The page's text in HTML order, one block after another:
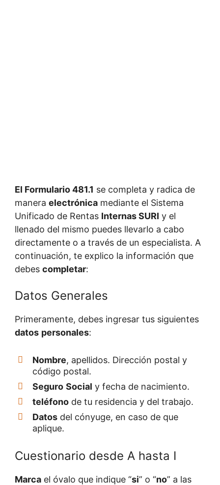
El Formulario 481.1 se completa y radica de
manera electrónica mediante el Sistema
Unificado de Rentas Internas SURI y el
llenado del mismo puedes llevarlo a cabo
directamente o a través de un especialista. A
continuación, te explico la información que
debes completar:
Datos Generales
Primeramente, debes ingresar tus siguientes
datos personales:
Nombre, apellidos. Dirección postal y
código postal.
Seguro Social y fecha de nacimiento.
teléfono de tu residencia y del trabajo.
Datos del cónyuge, en caso de que
aplique.
Cuestionario desde A hasta I
Marca el óvalo que indique “si” o “no” a las